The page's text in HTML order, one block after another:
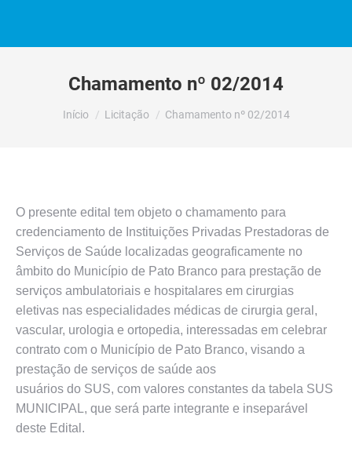
Chamamento nº 02/2014
Você está aqui:
Início Licitação Chamamento nº 02/2014
O presente edital tem objeto o chamamento para
credenciamento de Instituições Privadas Prestadoras de
Serviços de Saúde localizadas geograficamente no
âmbito do Município de Pato Branco para prestação de
serviços ambulatoriais e hospitalares em cirurgias
eletivas nas especialidades médicas de cirurgia geral,
vascular, urologia e ortopedia, interessadas em celebrar
contrato com o Município de Pato Branco, visando a
prestação de serviços de saúde aos
usuários do SUS, com valores constantes da tabela SUS
MUNICIPAL, que será parte integrante e inseparável
deste Edital.